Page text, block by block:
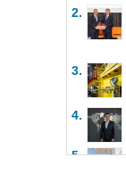
2.
3.
4.
5.